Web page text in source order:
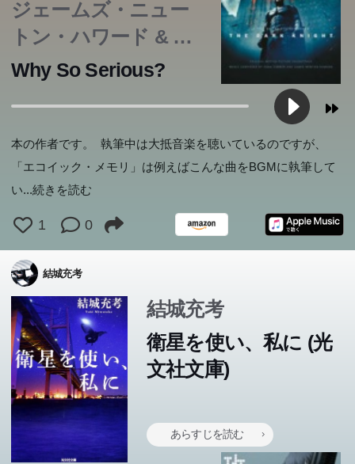
ジェームズ・ニュー
トン・ハワード & ハ
ンス・ジマー
Why So Serious?
本の作者です。 執筆中は大抵音楽を聴いているのですが、
「エコイック・メモリ」は例えばこんな曲をBGMに執筆して
い...続きを読む
1 0
結城充考
結城充考
衛星を使い、私に (光
文社文庫)
あらすじを読む